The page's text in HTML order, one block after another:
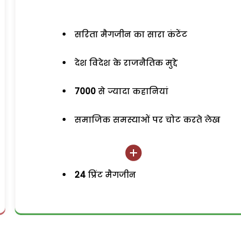
सरिता मैगजीन का सारा कंटेंट
देश विदेश के राजनैतिक मुद्दे
7000 से ज्यादा कहानियां
समाजिक समस्याओं पर चोट करते लेख
24 प्रिंट मैगजीन